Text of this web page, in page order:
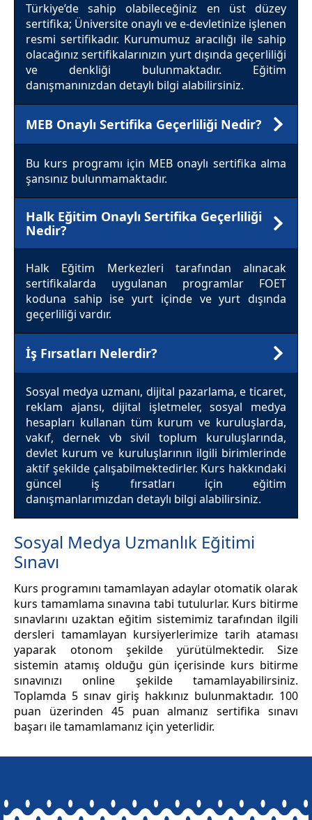
Türkiye’de sahip olabileceğiniz en üst düzey
sertifika; Üniversite onaylı ve e-devletinize işlenen
resmi sertifikadır. Kurumumuz aracılığı ile sahip
olacağınız sertifikalarınızın yurt dışında geçerliliği
ve denkliği bulunmaktadır. Eğitim
danışmanınızdan detaylı bilgi alabilirsiniz.
MEB Onaylı Sertifika Geçerliliği Nedir?
Bu kurs programı için MEB onaylı sertifika alma
şansınız bulunmamaktadır.
Halk Eğitim Onaylı Sertifika Geçerliliği
Nedir?
Halk Eğitim Merkezleri tarafından alınacak
sertifikalarda uygulanan programlar FOET
koduna sahip ise yurt içinde ve yurt dışında
geçerliliği vardır.
İş Fırsatları Nelerdir?
Sosyal medya uzmanı, dijital pazarlama, e ticaret,
reklam ajansı, dijital işletmeler, sosyal medya
hesapları kullanan tüm kurum ve kuruluşlarda,
vakıf, dernek vb sivil toplum kuruluşlarında,
devlet kurum ve kuruluşlarının ilgili birimlerinde
aktif şekilde çalışabilmektedirler. Kurs hakkındaki
güncel iş fırsatları için eğitim
danışmanlarımızdan detaylı bilgi alabilirsiniz.
Sosyal Medya Uzmanlık Eğitimi
Sınavı
Kurs programını tamamlayan adaylar otomatik olarak
kurs tamamlama sınavına tabi tutulurlar. Kurs bitirme
sınavlarını uzaktan eğitim sistemimiz tarafından ilgili
dersleri tamamlayan kursiyerlerimize tarih ataması
yaparak otonom şekilde yürütülmektedir. Size
sistemin atamış olduğu gün içerisinde kurs bitirme
sınavınızı online şekilde tamamlayabilirsiniz.
Toplamda 5 sınav giriş hakkınız bulunmaktadır. 100
puan üzerinden 45 puan almanız sertifika sınavı
başarı ile tamamlamanız için yeterlidir.